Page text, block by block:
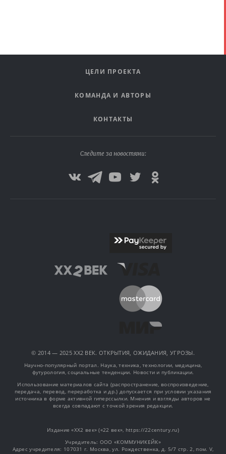
ЦЕЛИ ПРОЕКТА
КОМАНДА И АВТОРЫ
КОНТАКТЫ
Следите за новостями:
© 2014 — 2025 XX2 ВЕК. ОТКРЫТИЯ, ОЖИДАНИЯ, УГРОЗЫ.
Научно-популярный портал. Наука, техника, технологии, медицина,
футурология, социальные тенденции. Новости и публикации.
Использование материалов сайта (распространение, воспроизведение,
передача, перевод, переработка и др.) допускается при условии указания
источника в форме активной гиперссылки. Мнения и взгляды авторов не
всегда совпадают с точкой зрения редакции.
Издание «XX2 век» («22 век», https://22century.ru)
Учредитель: OOO «КОММУНИКЕЙК»
Адрес учредителя: 107031 г. Москва, ул. Рождественка, д. 5/7 стр. 2, пом. V,